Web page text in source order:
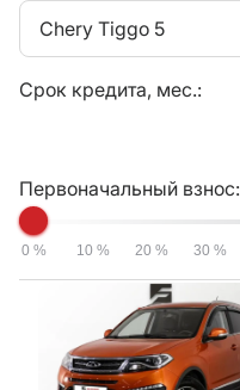
Chery Tiggo 5
Срок кредита, мес.:
Первоначальный взнос:
0 % 10 % 20 % 30 %